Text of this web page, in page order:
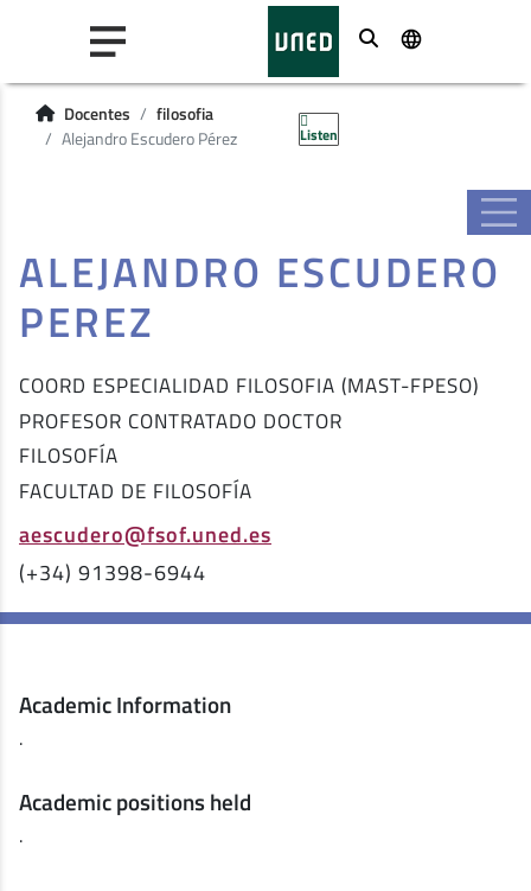
Buscar
Docentes
filosofia
Alejandro Escudero Pérez
Listen
ALEJANDRO ESCUDERO
PEREZ
COORD ESPECIALIDAD FILOSOFIA (MAST-FPESO)
PROFESOR CONTRATADO DOCTOR
FILOSOFÍA
FACULTAD DE FILOSOFÍA
aescudero@fsof.uned.es
(+34) 91398-6944
Academic Information
.
Academic positions held
.